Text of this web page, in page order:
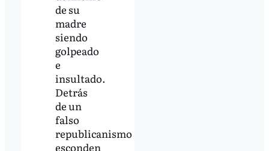
de su
madre
siendo
golpeado
e
insultado.
Detrás
de un
falso
republicanismo
esconden